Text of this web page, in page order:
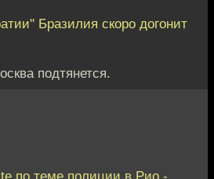
Бразилия скоро догонит
подтянется.